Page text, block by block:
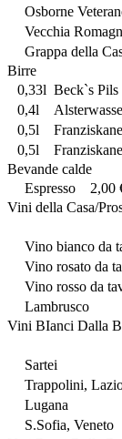
Osborne
Vecchia
Grappa della
Birre
0,33l Beck`s Pils
0,4l
0,5l
0,5l
Bevande calde
Espresso
2,00
Vini della Casa/
Vino bianco da
Vino rosato da
Vino rosso da
Lambrusco
Vini BIanci Dalla
Sartei
Trappolini,
Lugana
S.Sofia, Veneto